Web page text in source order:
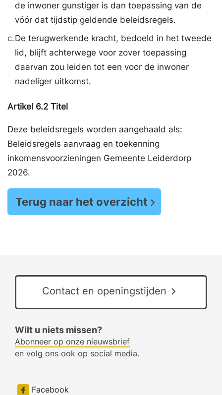
de inwoner gunstiger is dan toepassing van de
vóór dat tijdstip geldende beleidsregels.
c.De terugwerkende kracht, bedoeld in het tweede
lid, blijft achterwege voor zover toepassing
daarvan zou leiden tot een voor de inwoner
nadeliger uitkomst.
Artikel 6.2 Titel
Deze beleidsregels worden aangehaald als:
Beleidsregels aanvraag en toekenning
inkomensvoorzieningen Gemeente Leiderdorp
2026.
Terug naar het overzicht
Contact en openingstijden
Wilt u niets missen?
Abonneer op onze nieuwsbrief
en volg ons ook op social media.
Facebook